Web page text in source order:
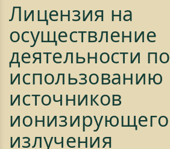
Лицензия на
осуществление
деятельности по
использованию
источников
ионизирующего
излучения